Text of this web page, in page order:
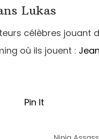
Lukas
célèbres jouant
où ils jouent :
Pin It